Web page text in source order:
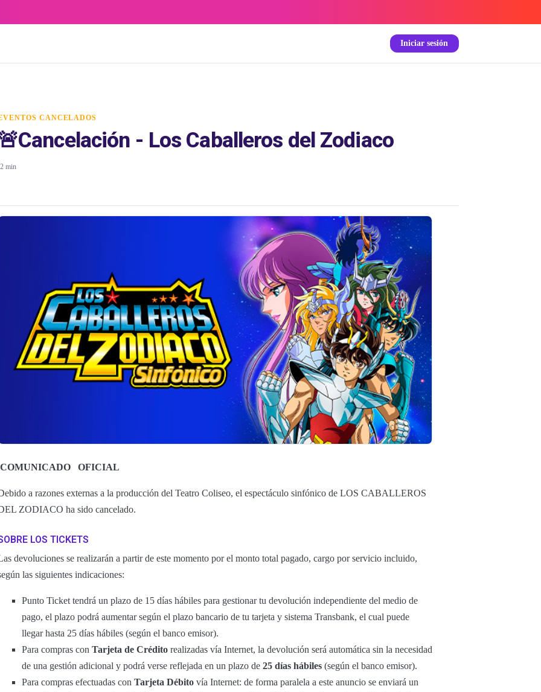
Iniciar sesión
CANCELADOS
- Los Caballeros del Zodiaco
2 min
COMUNICADO OFICIAL
a razones externas a la producción del Teatro Coliseo, el espectáculo sinfónico de LOS CABALLEROS
ZODIACO ha sido cancelado.
LOS TICKETS
devoluciones se realizarán a partir de este momento por el monto total pagado, cargo por servicio incluido,
las siguientes indicaciones:
Punto Ticket tendrá un plazo de 15 días hábiles para gestionar tu devolución independiente del medio de
pago, el plazo podrá aumentar según el plazo bancario de tu tarjeta y sistema Transbank, el cual puede
llegar hasta 25 días hábiles (según el banco emisor).
Para compras con Tarjeta de Crédito realizadas vía Internet, la devolución será automática sin la necesidad
de una gestión adicional y podrá verse reflejada en un plazo de 25 días hábiles (según el banco emisor).
Para compras efectuadas con Tarjeta Débito vía Internet: de forma paralela a este anuncio se enviará un